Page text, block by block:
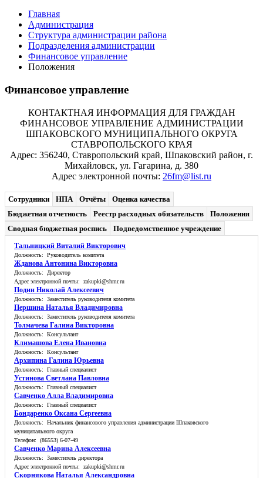
Главная
Администрация
Структура администрации района
Подразделения администрации
Финансовое управление
Положения
Финансовое управление
КОНТАКТНАЯ ИНФОРМАЦИЯ ДЛЯ ГРАЖДАН
ФИНАНСОВОЕ УПРАВЛЕНИЕ АДМИНИСТРАЦИИ
ШПАКОВСКОГО МУНИЦИПАЛЬНОГО ОКРУГА
СТАВРОПОЛЬСКОГО КРАЯ
Адрес: 356240, Ставропольский край, Шпаковский район, г.
Михайловск, ул. Гагарина, д. 380
Адрес электронной почты: 26fm@list.ru
Сотрудники НПА Отчёты
Оценка качества
Бюджетная отчетность
Реестр расходных обязательств
Положения
Сводная бюджетная роспись
Подведомственное учреждение
Тальницкий Виталий Викторович
Должность: Руководитель комитета
Жданова Антонина Викторовна
Должность: Директор
Адрес электронной почты: zakupki@shmr.ru
Подин Николай Алексеевич
Должность: Заместитель руководителя комитета
Першина Наталья Владимировна
Должность: Заместитель руководителя комитета
Толмачева Галина Викторовна
Должность: Консультант
Климашова Елена Ивановна
Должность: Консультант
Архипина Галина Юрьевна
Должность: Главный специалист
Устинова Светлана Павловна
Должность: Главный специалист
Савченко Алла Владимировна
Должность: Главный специалист
Бондаренко Оксана Сергеевна
Должность: Начальник финансового управления администрации Шпаковского
муниципального округа
Телефон: (86553) 6-07-49
Савченко Марина Алексеевна
Должность: Заместитель директора
Адрес электронной почты: zakupki@shmr.ru
Скорнякова Наталья Александровна